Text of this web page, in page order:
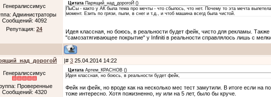
Генералиссимус
Администраторы
Сообщений: 4092
Репутация: 24
Цитата Парящий_над_дорогоЙ ()
ПыСы - както у АК была тема про мечты - что сбылось, что нет. Почему то эта мечта
момент. Езить по грязи, пыли, в снег и т.д., и чтоб машина всегд была чистой.
Идея классная, но боюсь, в реальности будет фейк, чисто для рекламы. Также
"самозатягивающее покрытие" у Infiniti в реальности справлялось лишь с
|# 3 25.04.2014 14:22
Генералиссимус
Проверенные
Сообщений: 4320
Цитата Артем_КРАСНОВ ()
Идея классная, но боюсь, в реальности будет фейк,
Фейк ни фейк, но вроде как на несколько мес тест замутили. В итоге если на
тоже интересно. Хотя пожизненно, ну или на 5 лет, было бы круче.